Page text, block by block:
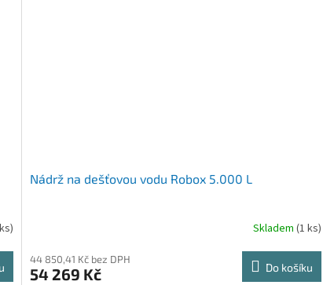
Nádrž na dešťovou vodu Robox 5.000 L
Skladem(1 ks)
44 850,41 Kč bez DPH
54 269 Kč Do košíku